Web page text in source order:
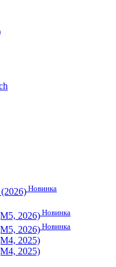
Новинка
2026)Новинка
2026)Новинка
2025)
2025)